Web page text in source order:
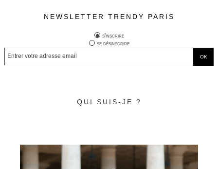
NEWSLETTER TRENDY PARIS
s'inscrire
se désinscrire
QUI SUIS-JE ?